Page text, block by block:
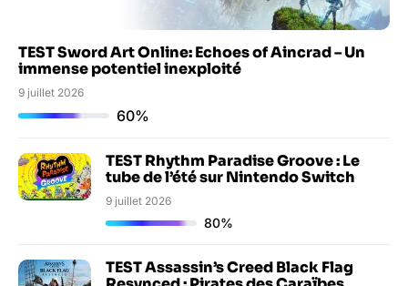
TEST Sword Art Online: Echoes of Aincrad – Un
immense potentiel inexploité
9 juillet 2026
60%
TEST Rhythm Paradise Groove : Le
tube de l’été sur Nintendo Switch
9 juillet 2026
80%
TEST Assassin’s Creed Black Flag